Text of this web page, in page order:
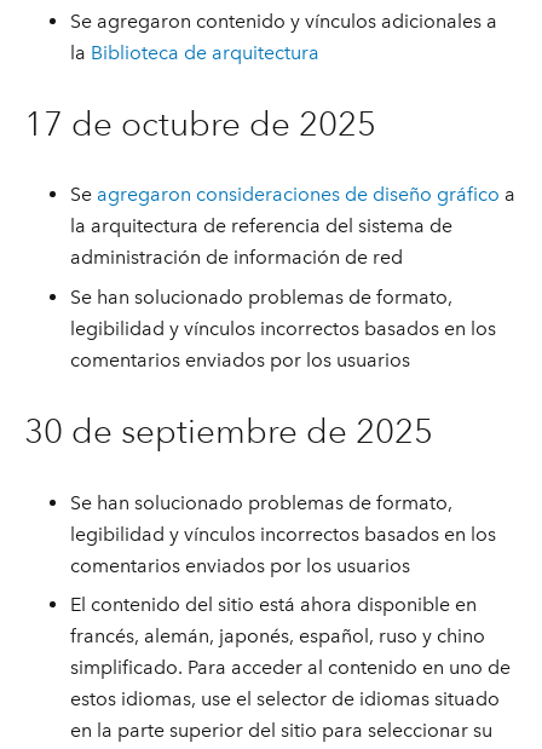
Se agregaron contenido y vínculos adicionales a
la Biblioteca de arquitectura
17 de octubre de 2025
Se agregaron consideraciones de diseño gráfico a
la arquitectura de referencia del sistema de
administración de información de red
Se han solucionado problemas de formato,
legibilidad y vínculos incorrectos basados en los
comentarios enviados por los usuarios
30 de septiembre de 2025
Se han solucionado problemas de formato,
legibilidad y vínculos incorrectos basados en los
comentarios enviados por los usuarios
El contenido del sitio está ahora disponible en
francés, alemán, japonés, español, ruso y chino
simplificado. Para acceder al contenido en uno de
estos idiomas, use el selector de idiomas situado
en la parte superior del sitio para seleccionar su